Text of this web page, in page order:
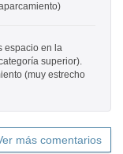
espacio en la
superior).
(muy estrecho
más comentarios